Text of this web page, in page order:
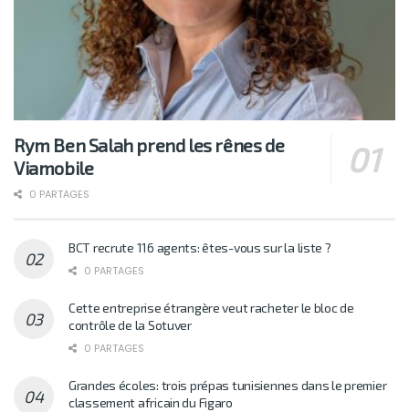
Rym Ben Salah prend les rênes de
Viamobile
0 PARTAGES
BCT recrute 116 agents: êtes-vous sur la liste ?
0 PARTAGES
Cette entreprise étrangère veut racheter le bloc de
contrôle de la Sotuver
0 PARTAGES
Grandes écoles: trois prépas tunisiennes dans le premier
classement africain du Figaro